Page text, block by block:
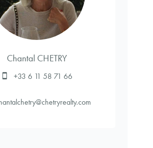
Chantal CHETRY
+33 6 11 58 71 66